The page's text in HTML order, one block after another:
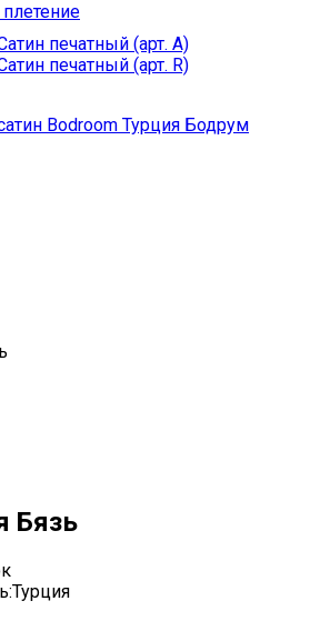
печатный (арт. A)
печатный (арт. R)
Бязь
Турция